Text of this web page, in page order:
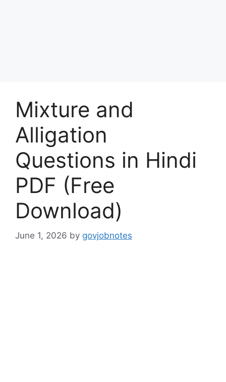
Mixture and
Alligation
Questions in Hindi
PDF (Free
Download)
June 1, 2026 by govjobnotes